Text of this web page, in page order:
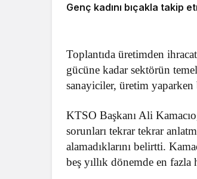
Genç kadını bıçakla takip
Toplantıda üretimden
gücüne kadar sektörün
sanayiciler, üretim
KTSO Başkanı Ali
sorunları tekrar tekrar
alamadıklarını belirtti.
beş yıllık dönemde en